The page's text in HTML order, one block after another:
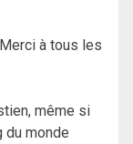
à tous les
même si
du monde